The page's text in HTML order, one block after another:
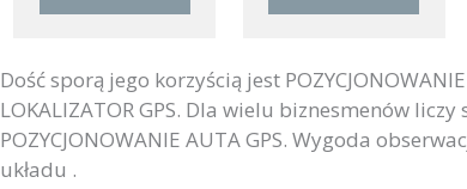
Dość sporą jego korzyścią jest
LOKALIZATOR GPS. Dla wielu biznesmenów
POZYCJONOWANIE AUTA GPS. Wygoda
układu .